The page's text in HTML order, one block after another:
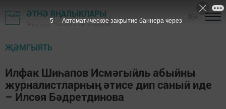
ӘТНӘ ЯҢАЛЫКЛАРЫ
"Әтнә таңы" газетасы - Әтнә районы
ҖӘМГЫЯТЬ
Илфак Шиһапов Исмәгыйль абыйны
журналистларның әтисе дип саный иде
– Илсөя Бәдретдинова
4 Автоматическое закрытие баннера через